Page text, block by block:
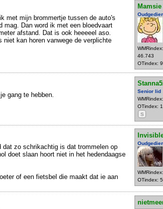
Mamsie
WMRindex:
46.743
OTindex:
met mijn brommertje tussen de auto's
mag. Dan word ik met een bloedvaart
afstand. Dat is ook heeeeel aso.
niet kan horen vanwege de verplichte
Senior lid
OTindex:
S
gang te hebben.
OTindex:
zo schrikachtig is dat trommelen op
doet slaan hoort niet in het hedendaagse
of een fietsbel die maakt dat ie aan